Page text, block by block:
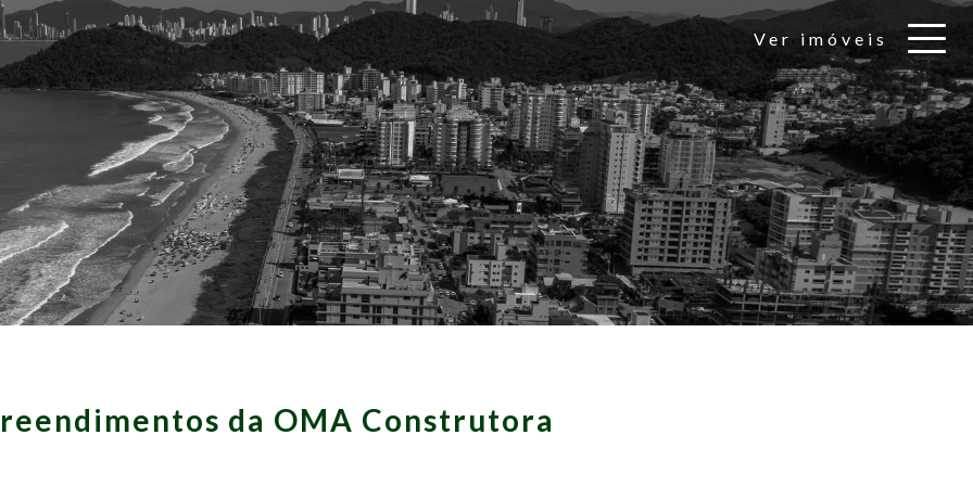
Ver imóveis
da OMA Construtora